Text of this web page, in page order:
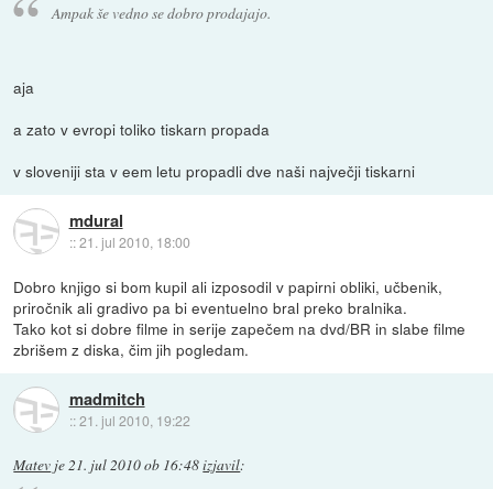
Ampak še vedno se dobro prodajajo.
aja
a zato v evropi toliko tiskarn propada
v sloveniji sta v eem letu propadli dve naši največji tiskarni
mdural
::21. jul 2010, 18:00
Dobro knjigo si bom kupil ali izposodil v papirni obliki, učbenik,
priročnik ali gradivo pa bi eventuelno bral preko bralnika.
Tako kot si dobre filme in serije zapečem na dvd/BR in slabe filme
zbrišem z diska, čim jih pogledam.
madmitch
::21. jul 2010, 19:22
Matev je21. jul 2010 ob 16:48izjavil: